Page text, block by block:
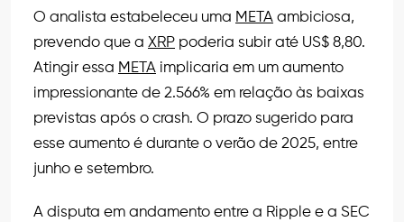
O analista estabeleceu uma META ambiciosa,
prevendo que a XRP poderia subir até US$ 8,80.
Atingir essa META implicaria em um aumento
impressionante de 2.566% em relação às baixas
previstas após o crash. O prazo sugerido para
esse aumento é durante o verão de 2025, entre
junho e setembro.
A disputa em andamento entre a Ripple e a SEC